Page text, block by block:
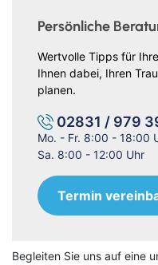
Begleiten Sie uns auf eine
Persönliche
Wertvolle Tipps für
Ihnen dabei, Ihren
planen.
02831 / 979
Mo. - Fr. 8:00 - 18:00
Sa. 8:00 - 12:00 Uhr
Termin